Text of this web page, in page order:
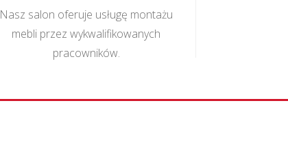
Nasz salon oferuje usługę montażu
mebli przez wykwalifikowanych
pracowników.